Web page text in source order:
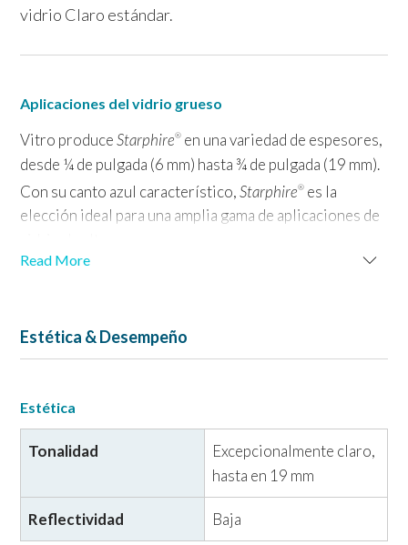
vidrio Claro estándar.
Aplicaciones del vidrio grueso
Vitro produceStarphire® en una variedad de espesores,
desde ¼ de pulgada (6 mm) hasta ¾ de pulgada (19 mm).
Con su canto azul característico,Starphire® es la
elección ideal para una amplia gama de aplicaciones de
Starphire
ofrece una opción de acristalamiento para
accesos o frentes de tienda, redefiniendo el concepto
entrada o escaparate y dejar que resalten los
verdaderos colores de los productos, pantallas y
logotipos. Los vestíbulos y las áreas de recepción se
vuelven impresionantes con el brillo poco común de
Starphire®. Además, las puertas de vidrio hechas en
Starphire®fijan una nueva norma gracias a su
Read More
Estética & Desempeño
Estética
Tonalidad
Excepcionalmente claro,
hasta en 19 mm
Reflectividad Baja